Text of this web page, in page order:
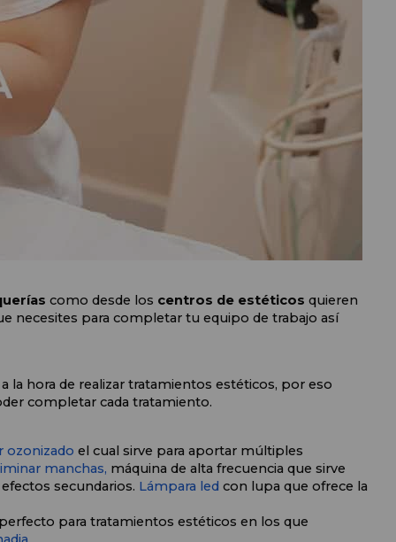
como desde los centros de estéticos quieren
necesites para completar tu equipo de trabajo así
la hora de realizar tratamientos estéticos, por eso
completar cada tratamiento.
ozonizado
manchas, máquina de alta frecuencia que sirve
secundarios. Lámpara led con lupa que ofrece la
para tratamientos estéticos en los que